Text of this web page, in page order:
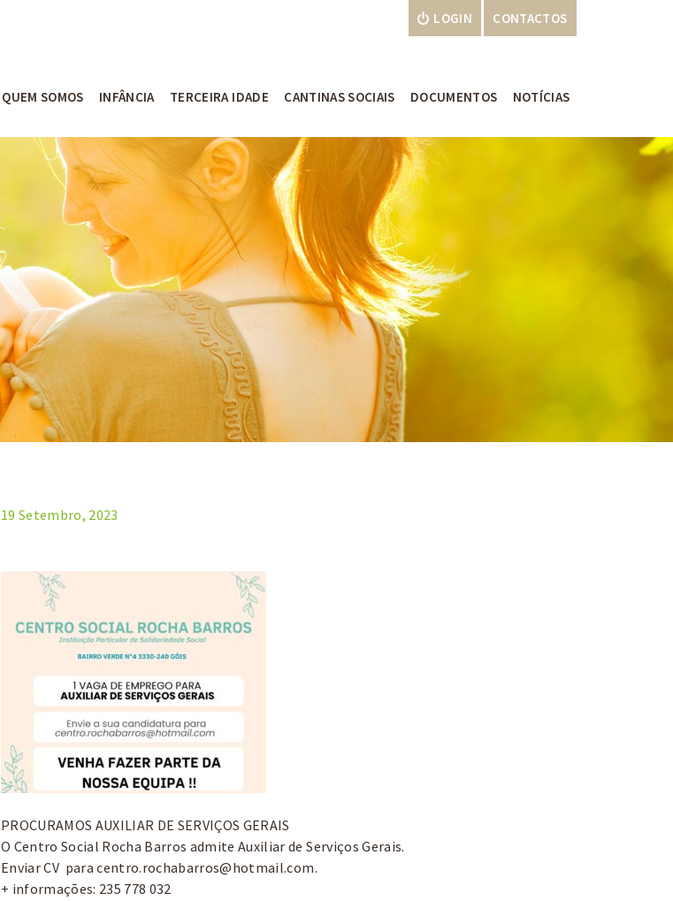
QUEM SOMOS INFÂNCIA TERCEIRA IDADE CANTINAS SOCIAIS DOCUMENTOS NOTÍCIAS
LOGIN CONTACTOS
19 Setembro, 2023
PROCURAMOS AUXILIAR DE SERVIÇOS GERAIS
O Centro Social Rocha Barros admite Auxiliar de Serviços Gerais.
Enviar CV paracentro.rochabarros@hotmail.com.
+ informações: 235 778 032